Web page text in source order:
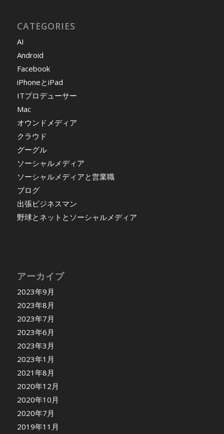
CATEGORIES
AI
Android
Facebook
iPhoneとiPad
ITプロデューサー
Mac
オウンドメディア
クラウド
グーグル
ソーシャルメディア
ソーシャルメディアと営業職
ブログ
出張ビジネスマン
野球とネットとソーシャルメディア
アーカイブ
2023年9月
2023年8月
2023年7月
2023年6月
2023年3月
2023年1月
2021年8月
2020年12月
2020年10月
2020年7月
2019年11月